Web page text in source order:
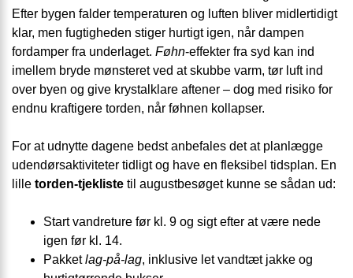
Efter bygen falder temperaturen og luften bliver midlertidigt
klar, men fugtigheden stiger hurtigt igen, når dampen
fordamper fra underlaget. Føhn-effekter fra syd kan ind
imellem bryde mønsteret ved at skubbe varm, tør luft ind
over byen og give krystalklare aftener – dog med risiko for
endnu kraftigere torden, når føhnen kollapser.
For at udnytte dagene bedst anbefales det at planlægge
udendørsaktiviteter tidligt og have en fleksibel tidsplan. En
lille torden-tjekliste til augustbesøget kunne se sådan ud:
Start vandreture før kl. 9 og sigt efter at være nede
igen før kl. 14.
Pakketlag-på-lag, inklusive let vandtæt jakke og